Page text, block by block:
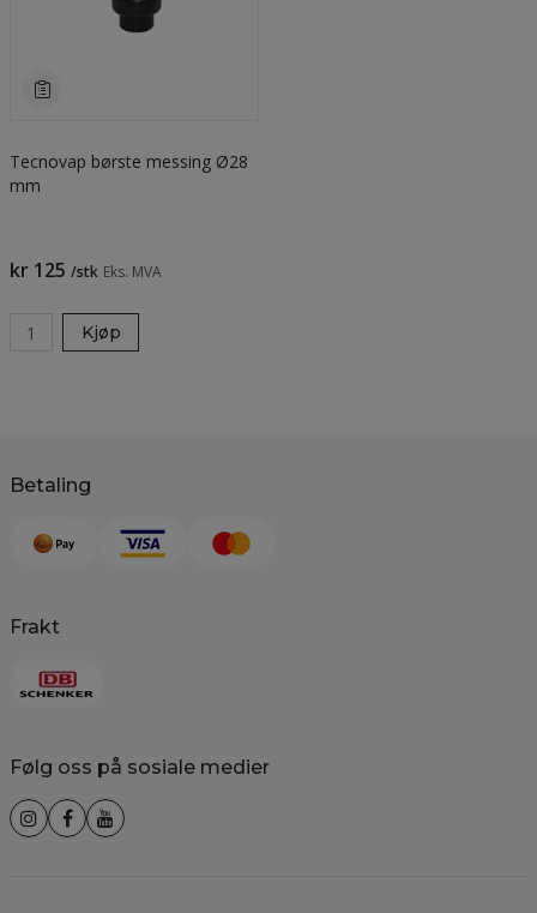
Tecnovap børste messing Ø28
mm
kr 125 /stk Eks. MVA
Kjøp
Betaling
Frakt
Følg oss på sosiale medier